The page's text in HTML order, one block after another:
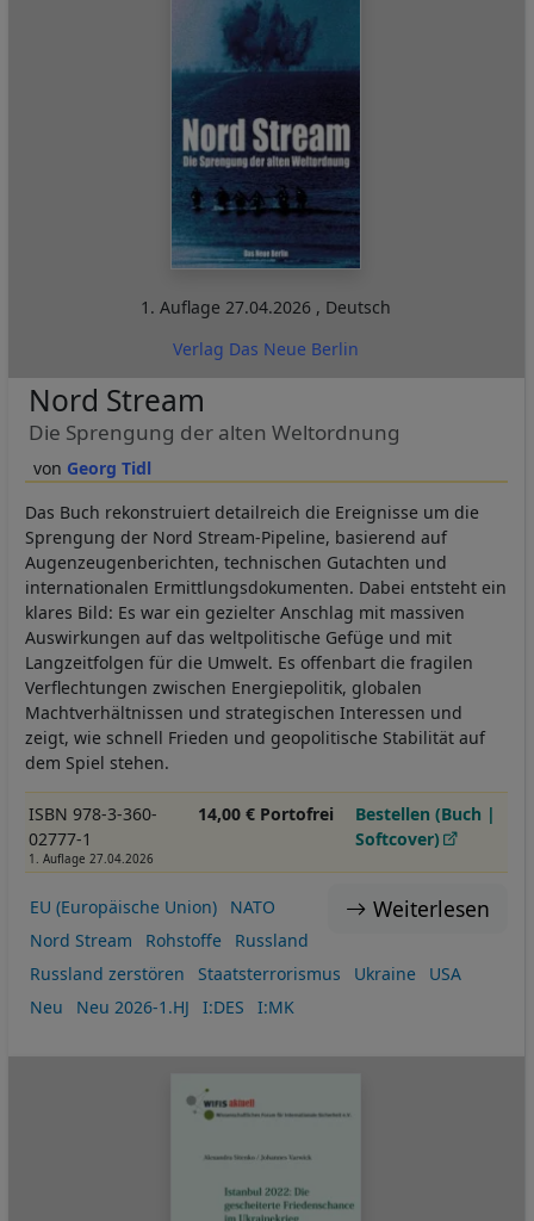
1. Auflage27.04.2026 , Deutsch
Verlag Das Neue Berlin
Georg Tidl
Nord Stream
Die Sprengung der alten Weltordnung
Das Buch rekonstruiert detailreich die Ereignisse um die
Sprengung der Nord Stream-Pipeline, basierend auf
Augenzeugenberichten, technischen Gutachten und
internationalen Ermittlungsdokumenten. Dabei entsteht ein
klares Bild: Es war ein gezielter Anschlag mit massiven
Auswirkungen auf das weltpolitische Gefüge und mit
Langzeitfolgen für die Umwelt. Es offenbart die fragilen
Verflechtungen zwischen Energiepolitik, globalen
Machtverhältnissen und strategischen Interessen und
zeigt, wie schnell Frieden und geopolitische Stabilität auf
dem Spiel stehen.
ISBN 978-3-360-
02777-1
1. Auflage 27.04.2026
14,00 € Portofrei
Bestellen (Buch |
Softcover)
Weiterlesen
EU (Europäische Union)
NATO
Nord Stream
Rohstoffe
Russland
Russland zerstören
Staatsterrorismus Ukraine
USA
Neu
Neu 2026-1.HJ I:DES I:MK